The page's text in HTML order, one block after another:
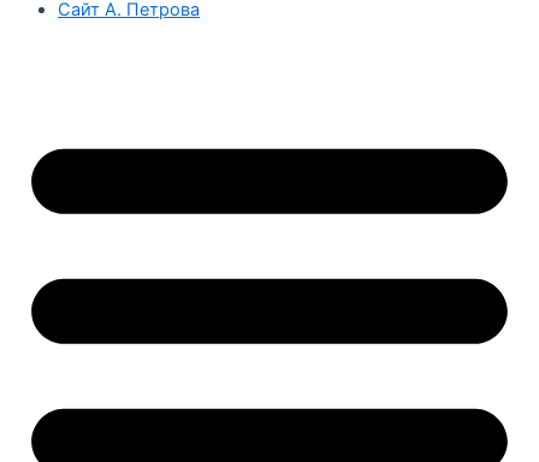
Сайт А. Петрова